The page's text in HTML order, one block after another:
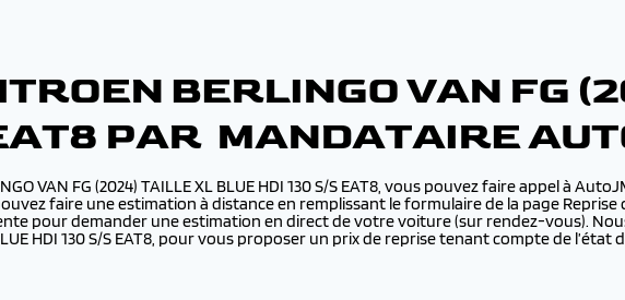
BERLINGO VAN FG
PAR MANDATAIRE
VAN FG (2024) TAILLE XL BLUE HDI 130 S/S EAT8, vous pouvez faire appel à
pouvez faire une estimation à distance en remplissant le formulaire de la page
pour demander une estimation en direct de votre voiture (sur rendez-vous).
BLUE HDI 130 S/S EAT8, pour vous proposer un prix de reprise tenant compte de